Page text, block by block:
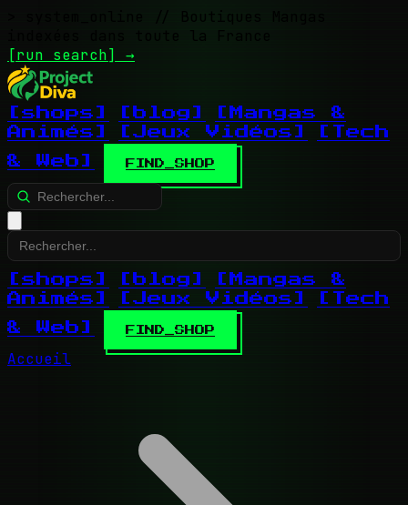
// Boutiques Mangas
indexées dans toute la France
[run search] →
[shops] [blog]
[Mangas &
Animés]
[Jeux Vidéos]
[Tech
& Web]
FIND_SHOP
[shops] [blog]
[Mangas &
Animés]
[Jeux Vidéos]
[Tech
& Web]
FIND_SHOP
Accueil